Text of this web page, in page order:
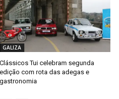
GALIZA
Clássicos Tui celebram segunda
edição com rota das adegas e
gastronomia